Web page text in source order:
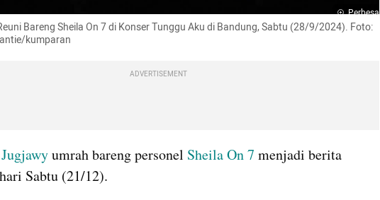
Perbesar
Bareng Sheila On 7 di Konser Tunggu Aku di Bandung, Sabtu (28/9/2024). Foto:
kumparan
ADVERTISEMENT
umrah bareng personel Sheila On 7 menjadi berita
Sabtu (21/12).